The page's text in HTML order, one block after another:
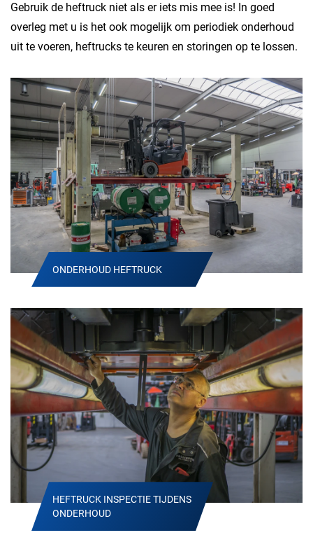
Gebruik de heftruck niet als er iets mis mee is! In goed
overleg met u is het ook mogelijk om periodiek onderhoud
uit te voeren, heftrucks te keuren en storingen op te lossen.
ONDERHOUD HEFTRUCK
HEFTRUCK INSPECTIE TIJDENS
ONDERHOUD